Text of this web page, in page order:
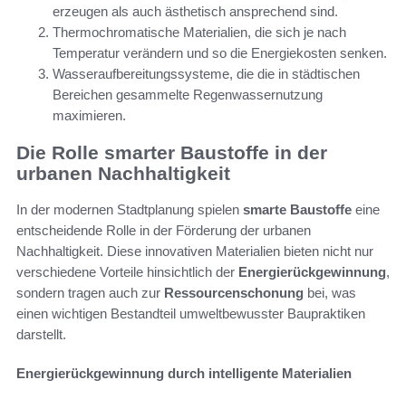
erzeugen als auch ästhetisch ansprechend sind.
Thermochromatische Materialien, die sich je nach
Temperatur verändern und so die Energiekosten senken.
Wasseraufbereitungssysteme, die die in städtischen
Bereichen gesammelte Regenwassernutzung
maximieren.
Die Rolle smarter Baustoffe in der
urbanen Nachhaltigkeit
In der modernen Stadtplanung spielen smarte Baustoffe eine
entscheidende Rolle in der Förderung der urbanen
Nachhaltigkeit. Diese innovativen Materialien bieten nicht nur
verschiedene Vorteile hinsichtlich der Energierückgewinnung,
sondern tragen auch zur Ressourcenschonung bei, was
einen wichtigen Bestandteil umweltbewusster Baupraktiken
darstellt.
Energierückgewinnung durch intelligente Materialien